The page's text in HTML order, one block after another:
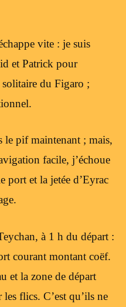
vite : je suis
et Patrick pour
solitaire du Figaro ;
le pif maintenant ; mais,
facile, j’échoue
port et la jetée d’Eyrac
à 1 h du départ :
courant montant coëf.
et la zone de départ
flics. C’est qu’ils ne